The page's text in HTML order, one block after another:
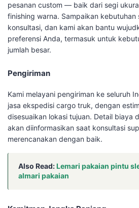
pesanan custom — baik dari segi
finishing warna. Sampaikan kebutuhan
konsultasi, dan kami akan bantu
preferensi Anda, termasuk untuk
jumlah besar.
Pengiriman
Kami melayani pengiriman ke seluruh
jasa ekspedisi cargo truk, dengan
disesuaikan lokasi tujuan. Detail biaya
akan diinformasikan saat konsultasi
merencanakan dengan baik.
Also Read:Lemari pakaian pintu
almari pakaian